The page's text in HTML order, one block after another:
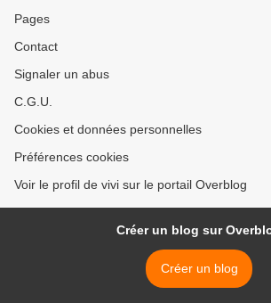
Pages
Contact
Signaler un abus
C.G.U.
Cookies et données personnelles
Préférences cookies
Voir le profil de vivi sur le portail Overblog
Créer un blog sur
Créer un blog